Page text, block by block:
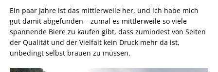
Ein paar Jahre ist das mittlerweile her, und ich habe mich
gut damit abgefunden – zumal es mittlerweile so viele
spannende Biere zu kaufen gibt, dass zumindest von Seiten
der Qualität und der Vielfalt kein Druck mehr da ist,
unbedingt selbst brauen zu müssen.